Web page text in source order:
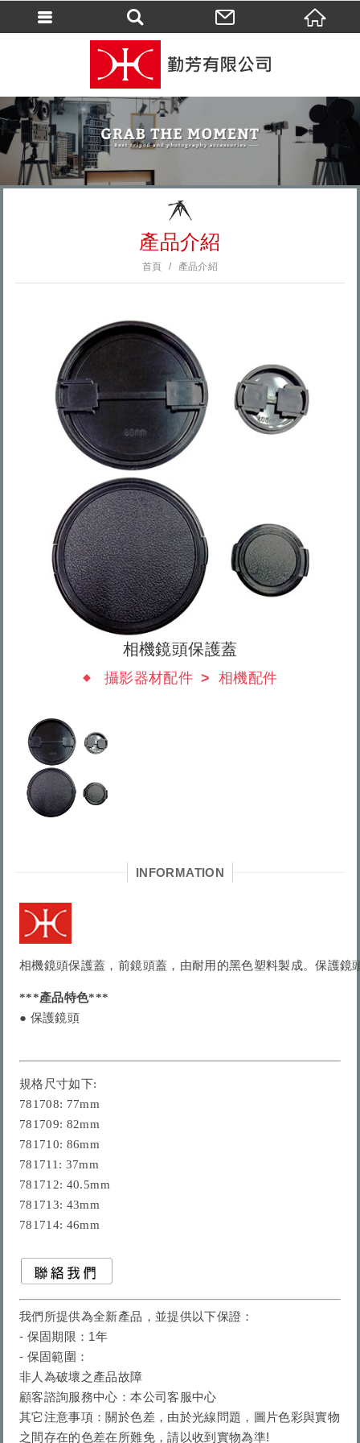
產品介紹
首頁 產品介紹
相機鏡頭保護蓋
攝影器材配件 相機配件
INFORMATION
相機鏡頭保護蓋，前鏡頭蓋，由耐用的黑色塑料製成。保護鏡
***產品特色***
● 保護鏡頭
規格尺寸如下:
781708: 77mm
781709: 82mm
781710: 86mm
781711: 37mm
781712: 40.5mm
781713: 43mm
我們所提供為全新產品，並提供以下保證：
- 保固期限：1年
- 保固範圍：
非人為破壞之產品故障
顧客諮詢服務中心：本公司客服中心
其它注意事項： 關於色差，由於光線問題，圖片色彩與實物
之間存在的色差在所難免，請以收到實物為準!
會員登入(燈箱)
加入會員
忘記密碼
訂單查詢
個人資料修改
會員登出